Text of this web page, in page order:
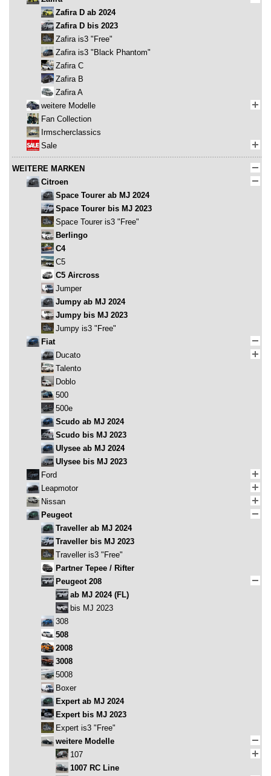
Zafira D ab 2024
Zafira D bis 2023
Zafira is3 "Free"
Zafira is3 "Black Phantom"
Zafira C
Zafira B
Zafira A
weitere Modelle
Fan Collection
Irmscherclassics
Sale
WEITERE MARKEN
Citroen
Space Tourer ab MJ 2024
Space Tourer bis MJ 2023
Space Tourer is3 "Free"
Berlingo
C4
C5
C5 Aircross
Jumper
Jumpy ab MJ 2024
Jumpy bis MJ 2023
Jumpy is3 "Free"
Fiat
Ducato
Talento
Doblo
500
500e
Scudo ab MJ 2024
Scudo bis MJ 2023
Ulysee ab MJ 2024
Ulysee bis MJ 2023
Ford
Leapmotor
Nissan
Peugeot
Traveller ab MJ 2024
Traveller bis MJ 2023
Traveller is3 "Free"
Partner Tepee / Rifter
Peugeot 208
ab MJ 2024 (FL)
bis MJ 2023
308
508
2008
3008
5008
Boxer
Expert ab MJ 2024
Expert bis MJ 2023
Expert is3 "Free"
weitere Modelle
107
1007 RC Line